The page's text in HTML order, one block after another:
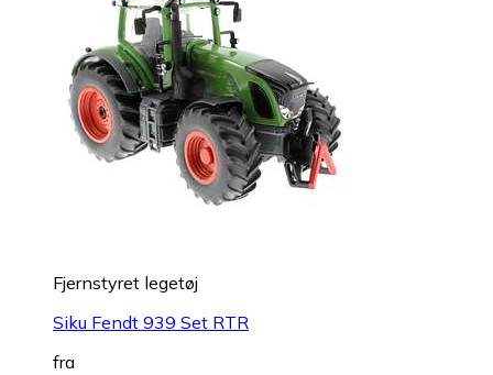
Fjernstyret legetøj
Siku Fendt 939 Set RTR
fra